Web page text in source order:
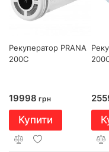
Рекуператор PRANA
200С
19998 грн
Купити